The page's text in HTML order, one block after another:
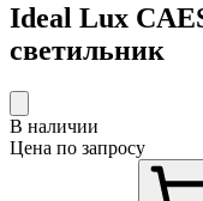
Ideal Lux
светильник
В наличии
Цена по запросу